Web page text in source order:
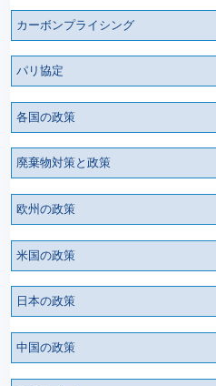
カーボンプライシング
パリ協定
各国の政策
廃棄物対策と政策
欧州の政策
米国の政策
日本の政策
中国の政策